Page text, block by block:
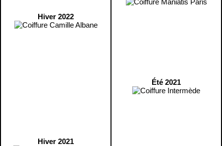
Hiver 2022
Hiver 2021
Été 2021